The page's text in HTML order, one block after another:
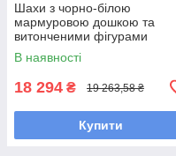
Шахи з чорно-білою
мармуровою дошкою та
витонченими фігурами
модель 9501 високої якості
для гри та колекціонування
В наявності
18 294 ₴ 19 263,58 ₴
Купити